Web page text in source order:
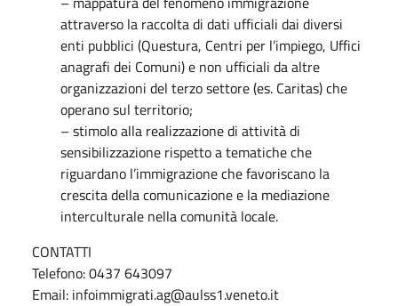
attraverso la raccolta di dati ufficiali dai diversi
enti pubblici (Questura, Centri per l’impiego, Uffici
anagrafi dei Comuni) e non ufficiali da altre
organizzazioni del terzo settore (es. Caritas) che
operano sul territorio;
– stimolo alla realizzazione di attività di
sensibilizzazione rispetto a tematiche che
riguardano l’immigrazione che favoriscano la
crescita della comunicazione e la mediazione
interculturale nella comunità locale.
CONTATTI
Telefono: 0437 643097
Email: infoimmigrati.ag@aulss1.veneto.it